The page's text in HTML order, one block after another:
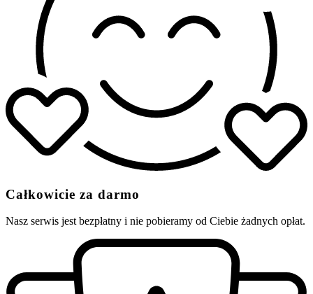
Całkowicie za darmo
Nasz serwis jest bezpłatny i nie pobieramy od Ciebie żadnych opłat.